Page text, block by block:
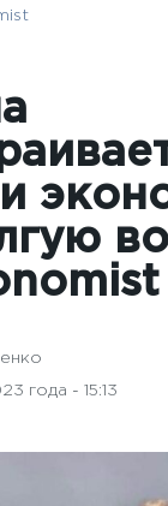
года - 15:13